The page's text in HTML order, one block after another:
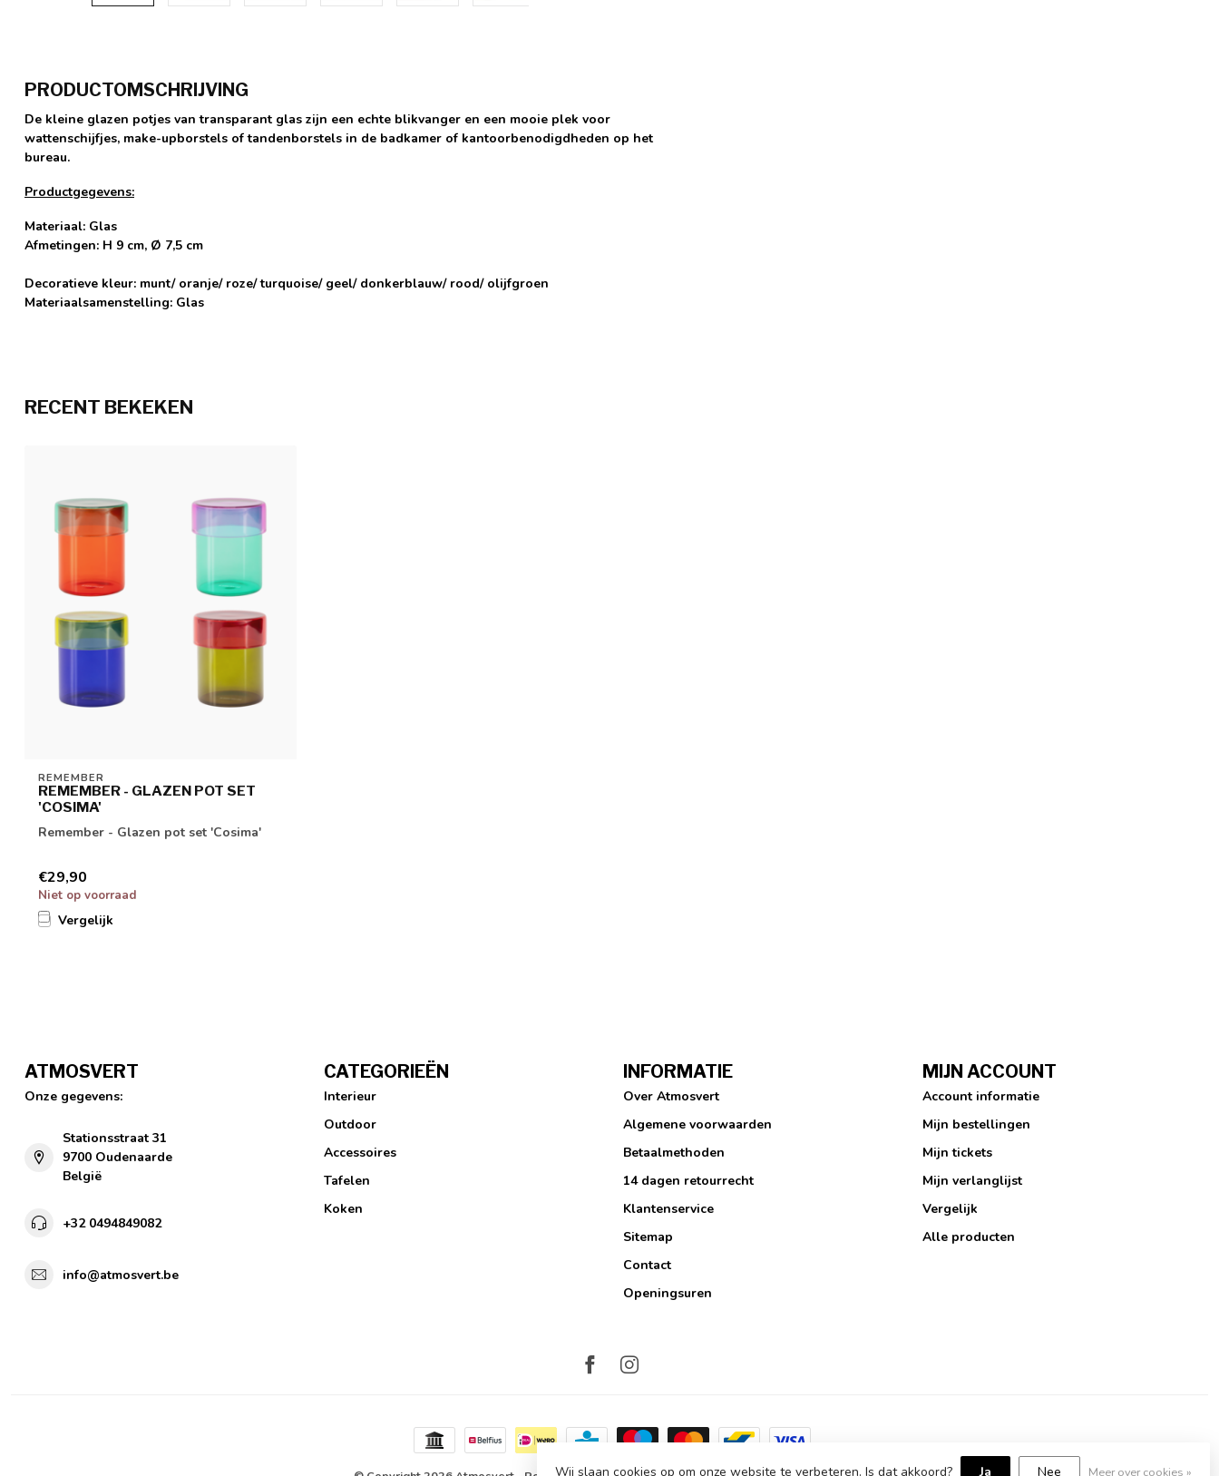
PRODUCTOMSCHRIJVING
De kleine glazen potjes van transparant glas zijn een echte blikvanger en een mooie plek voor
wattenschijfjes, make-upborstels of tandenborstels in de badkamer of kantoorbenodigdheden op het
bureau.
Productgegevens:
Materiaal: Glas
Afmetingen: H 9 cm, Ø 7,5 cm
Decoratieve kleur: munt/ oranje/ roze/ turquoise/ geel/ donkerblauw/ rood/ olijfgroen
Materiaalsamenstelling: Glas
RECENT BEKEKEN
REMEMBER
REMEMBER - GLAZEN POT SET
'COSIMA'
Remember - Glazen pot set 'Cosima'
€29,90
Niet op voorraad
Vergelijk
ATMOSVERT
Onze gegevens:
Stationsstraat 31
9700 Oudenaarde
België
+32 0494849082
info@atmosvert.be
CATEGORIEËN
Interieur
Outdoor
Accessoires
Tafelen
Koken
INFORMATIE
Over Atmosvert
Algemene voorwaarden
Betaalmethoden
14 dagen retourrecht
Klantenservice
Sitemap
Contact
Openingsuren
MIJN ACCOUNT
Account informatie
Mijn bestellingen
Mijn tickets
Mijn verlanglijst
Vergelijk
Alle producten
Wij slaan cookies op om onze website te verbeteren. Is dat akkoord? Ja Nee Meer over cookies »